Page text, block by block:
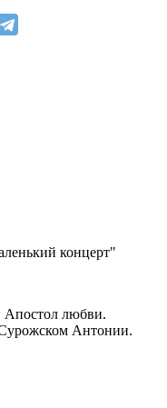
концерт"
любви.
Антонии.